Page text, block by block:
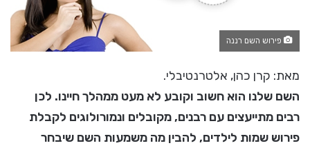
פירוש השם רננה
מאת: קרן כהן, אלטרנטיבלי.
השם שלנו הוא חשוב וקובע לא מעט ממהלך חיינו. לכן
רבים מתייעצים עם רבנים, מקובלים ונמורולוגים לקבלת
פירוש שמות לילדים, להבין מה משמעות השם שיבחר